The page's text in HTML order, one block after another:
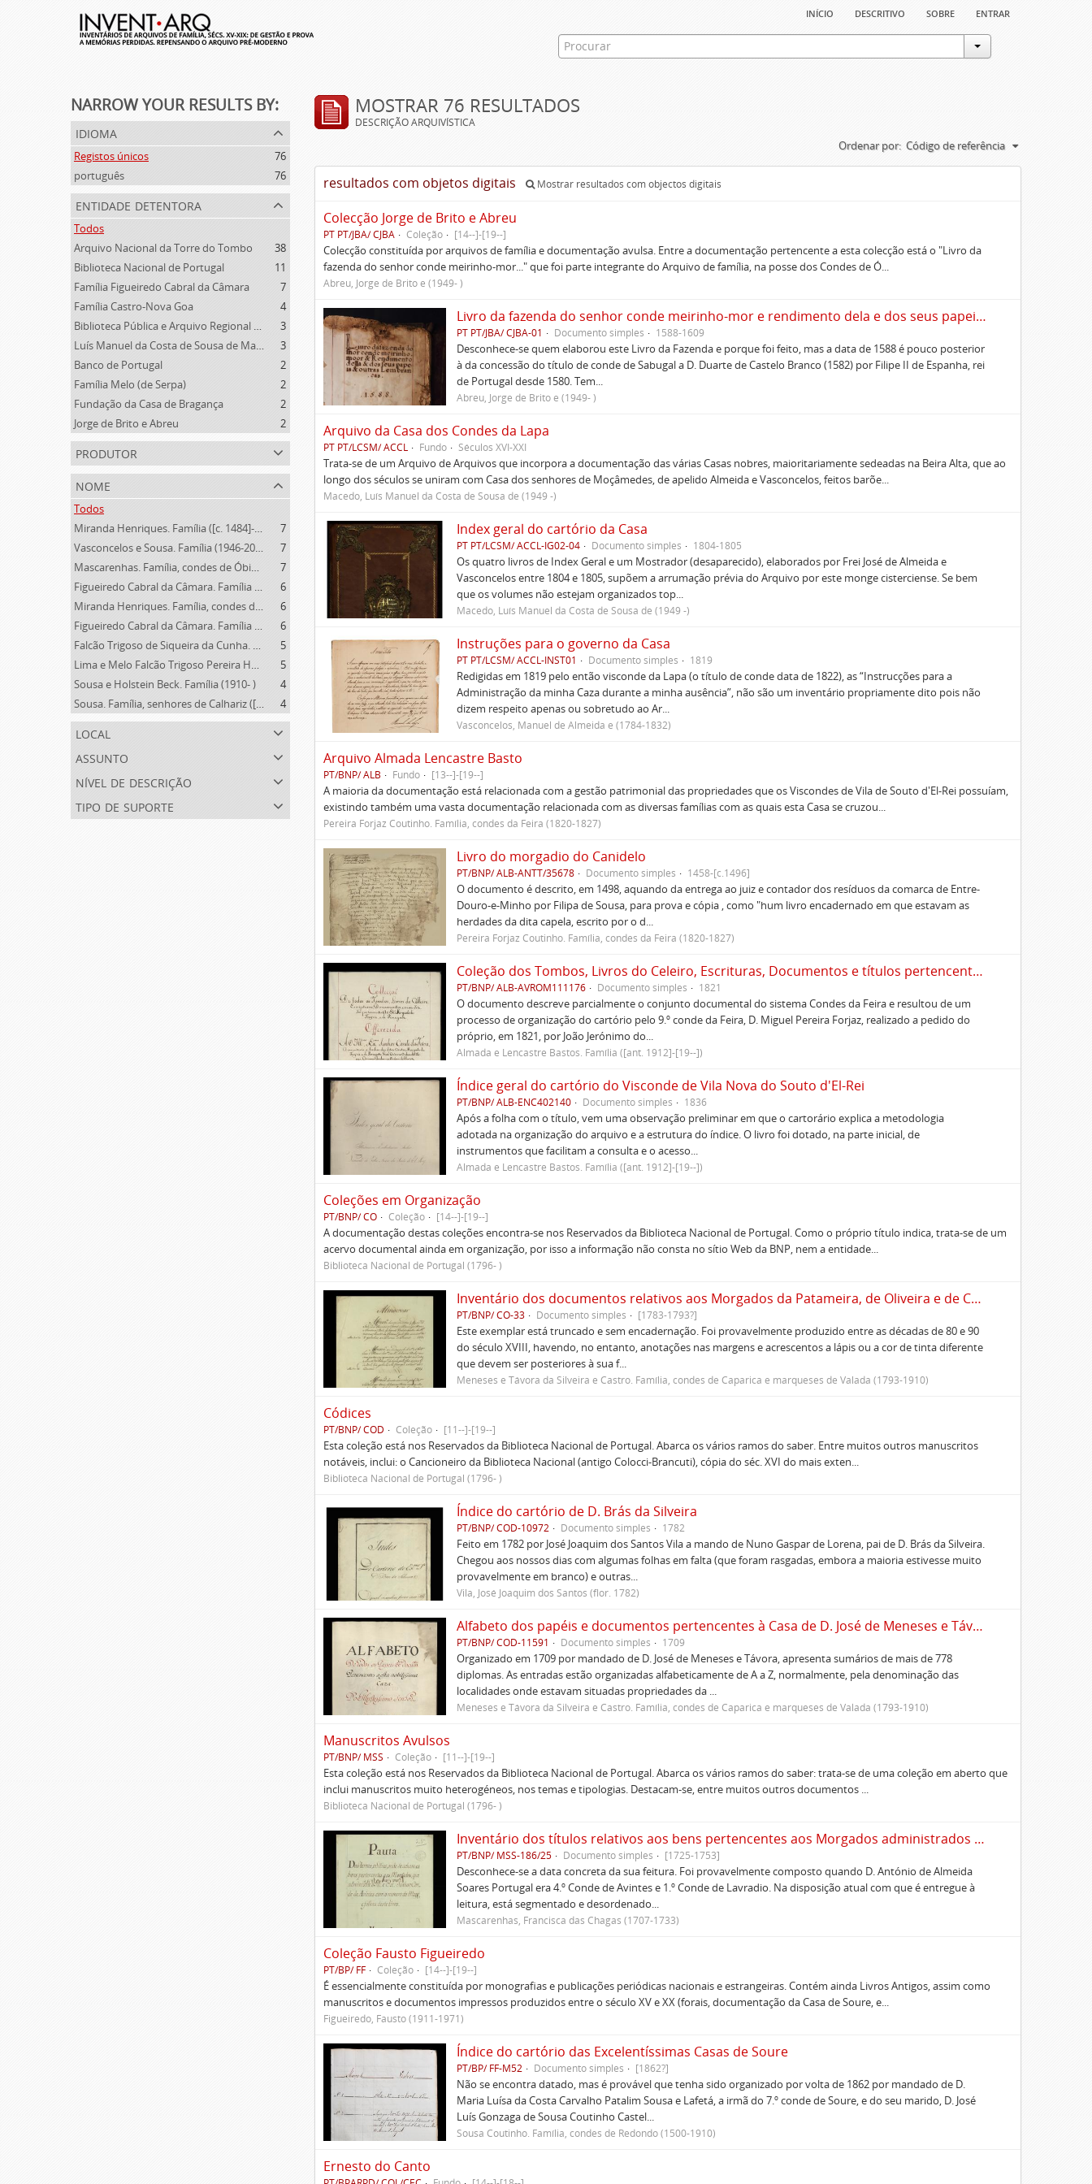
início descritivo sobre entrar
NARROW YOUR RESULTS BY:
idioma
Registos únicos
76
português
76
entidade detentora
Todos
Arquivo Nacional da Torre do Tombo
38
Biblioteca Nacional de Portugal
11
Família Figueiredo Cabral da Câmara
7
Família Castro-Nova Goa
4
Biblioteca Pública e Arquivo Regional de Ponta Delgada
3
Luís Manuel da Costa de Sousa de Macedo
3
Banco de Portugal
2
Família Melo (de Serpa)
2
Fundação da Casa de Bragança
2
Jorge de Brito e Abreu
2
produtor
nome
Todos
Miranda Henriques. Família ([c. 1484]-[c.1745])
7
Vasconcelos e Sousa. Família (1946-2006)
7
Mascarenhas. Família, condes de Óbidos, Palma e Sabugal (1669-1910)
7
Figueiredo Cabral da Câmara. Família (1910- )
6
Miranda Henriques. Família, condes de Sandomil ([c. 1745]-1815)
6
Figueiredo Cabral da Câmara. Família (1726-1805)
6
Falcão Trigoso de Siqueira da Cunha. Família (1928- )
5
Lima e Melo Falcão Trigoso Pereira Homem de Magalhães. Família (1834-1910)
5
Sousa e Holstein Beck. Família (1910- )
4
Sousa. Família, senhores de Calhariz ([14--]-1812)
4
local
assunto
nível de descrição
tipo de suporte
MOSTRAR 76 RESULTADOS
DESCRIÇÃO ARQUIVÍSTICA
Ordenar por: Código de referência
resultados com objetos digitais Mostrar resultados com objectos digitais
Colecção Jorge de Brito e Abreu
PT PT/JBA/ CJBA Coleção [14--]-[19--]
Colecção constituída por arquivos de família e documentação avulsa. Entre a documentação pertencente a esta colecção está o "Livro da
fazenda do senhor conde meirinho-mor..." que foi parte integrante do Arquivo de família, na posse dos Condes de Ó...
Abreu, Jorge de Brito e (1949- )
Livro da fazenda do senhor conde meirinho-mor e rendimento dela e dos seus papeis e outras lembranças
PT PT/JBA/ CJBA-01 Documento simples 1588-1609
Desconhece-se quem elaborou este Livro da Fazenda e porque foi feito, mas a data de 1588 é pouco posterior
à da concessão do título de conde de Sabugal a D. Duarte de Castelo Branco (1582) por Filipe II de Espanha, rei
de Portugal desde 1580. Tem...
Abreu, Jorge de Brito e (1949- )
Arquivo da Casa dos Condes da Lapa
PT PT/LCSM/ ACCL Fundo Séculos XVI-XXI
Trata-se de um Arquivo de Arquivos que incorpora a documentação das várias Casas nobres, maioritariamente sedeadas na Beira Alta, que ao
longo dos séculos se uniram com Casa dos senhores de Moçâmedes, de apelido Almeida e Vasconcelos, feitos barõe...
Macedo, Luís Manuel da Costa de Sousa de (1949 -)
Index geral do cartório da Casa
PT PT/LCSM/ ACCL-IG02-04 Documento simples 1804-1805
Os quatro livros de Index Geral e um Mostrador (desaparecido), elaborados por Frei José de Almeida e
Vasconcelos entre 1804 e 1805, supõem a arrumação prévia do Arquivo por este monge cisterciense. Se bem
que os volumes não estejam organizados top...
Macedo, Luís Manuel da Costa de Sousa de (1949 -)
Instruções para o governo da Casa
PT PT/LCSM/ ACCL-INST01 Documento simples 1819
Redigidas em 1819 pelo então visconde da Lapa (o título de conde data de 1822), as “Instrucções para a
Administração da minha Caza durante a minha ausência”, não são um inventário propriamente dito pois não
dizem respeito apenas ou sobretudo ao Ar...
Vasconcelos, Manuel de Almeida e (1784-1832)
Arquivo Almada Lencastre Basto
PT/BNP/ ALB Fundo [13--]-[19--]
A maioria da documentação está relacionada com a gestão patrimonial das propriedades que os Viscondes de Vila de Souto d'El-Rei possuíam,
existindo também uma vasta documentação relacionada com as diversas famílias com as quais esta Casa se cruzou...
Pereira Forjaz Coutinho. Família, condes da Feira (1820-1827)
Livro do morgadio do Canidelo
PT/BNP/ ALB-ANTT/35678 Documento simples 1458-[c.1496]
O documento é descrito, em 1498, aquando da entrega ao juiz e contador dos resíduos da comarca de Entre-
Douro-e-Minho por Filipa de Sousa, para prova e cópia , como "hum livro encadernado em que estavam as
herdades da dita capela, escrito por o d...
Pereira Forjaz Coutinho. Família, condes da Feira (1820-1827)
Coleção dos Tombos, Livros do Celeiro, Escrituras, Documentos e títulos pertencentes ao Morgado de Freiriz e de Penegate
PT/BNP/ ALB-AVROM111176 Documento simples 1821
O documento descreve parcialmente o conjunto documental do sistema Condes da Feira e resultou de um
processo de organização do cartório pelo 9.º conde da Feira, D. Miguel Pereira Forjaz, realizado a pedido do
próprio, em 1821, por João Jerónimo do...
Almada e Lencastre Bastos. Família ([ant. 1912]-[19--])
Índice geral do cartório do Visconde de Vila Nova do Souto d'El-Rei
PT/BNP/ ALB-ENC402140 Documento simples 1836
Após a folha com o título, vem uma observação preliminar em que o cartorário explica a metodologia
adotada na organização do arquivo e a estrutura do índice. O livro foi dotado, na parte inicial, de
instrumentos que facilitam a consulta e o acesso...
Almada e Lencastre Bastos. Família ([ant. 1912]-[19--])
Coleções em Organização
PT/BNP/ CO Coleção [14--]-[19--]
A documentação destas coleções encontra-se nos Reservados da Biblioteca Nacional de Portugal. Como o próprio título indica, trata-se de um
acervo documental ainda em organização, por isso a informação não consta no sítio Web da BNP, nem a entidade...
Biblioteca Nacional de Portugal (1796- )
Inventário dos documentos relativos aos Morgados da Patameira, de Oliveira e de Caparica
PT/BNP/ CO-33 Documento simples [1783-1793?]
Este exemplar está truncado e sem encadernação. Foi provavelmente produzido entre as décadas de 80 e 90
do século XVIII, havendo, no entanto, anotações nas margens e acrescentos a lápis ou a cor de tinta diferente
que devem ser posteriores à sua f...
Meneses e Távora da Silveira e Castro. Família, condes de Caparica e marqueses de Valada (1793-1910)
Códices
PT/BNP/ COD Coleção [11--]-[19--]
Esta coleção está nos Reservados da Biblioteca Nacional de Portugal. Abarca os vários ramos do saber. Entre muitos outros manuscritos
notáveis, inclui: o Cancioneiro da Biblioteca Nacional (antigo Colocci-Brancuti), cópia do séc. XVI do mais exten...
Biblioteca Nacional de Portugal (1796- )
Índice do cartório de D. Brás da Silveira
PT/BNP/ COD-10972 Documento simples 1782
Feito em 1782 por José Joaquim dos Santos Vila a mando de Nuno Gaspar de Lorena, pai de D. Brás da Silveira.
Chegou aos nossos dias com algumas folhas em falta (que foram rasgadas, embora a maioria estivesse muito
provavelmente em branco) e outras...
Vila, José Joaquim dos Santos (flor. 1782)
Alfabeto dos papéis e documentos pertencentes à Casa de D. José de Meneses e Távora
PT/BNP/ COD-11591 Documento simples 1709
Organizado em 1709 por mandado de D. José de Meneses e Távora, apresenta sumários de mais de 778
diplomas. As entradas estão organizadas alfabeticamente de A a Z, normalmente, pela denominação das
localidades onde estavam situadas propriedades da ...
Meneses e Távora da Silveira e Castro. Família, condes de Caparica e marqueses de Valada (1793-1910)
Manuscritos Avulsos
PT/BNP/ MSS Coleção [11--]-[19--]
Esta coleção está nos Reservados da Biblioteca Nacional de Portugal. Abarca os vários ramos do saber: trata-se de uma coleção em aberto que
inclui manuscritos muito heterogéneos, nos temas e tipologias. Destacam-se, entre muitos outros documentos ...
Biblioteca Nacional de Portugal (1796- )
Inventário dos títulos relativos aos bens pertencentes aos Morgados administrados pelo Conde de Avintes
PT/BNP/ MSS-186/25 Documento simples [1725-1753]
Desconhece-se a data concreta da sua feitura. Foi provavelmente composto quando D. António de Almeida
Soares Portugal era 4.º Conde de Avintes e 1.º Conde de Lavradio. Na disposição atual com que é entregue à
leitura, está segmentado e desordenado...
Mascarenhas, Francisca das Chagas (1707-1733)
Coleção Fausto Figueiredo
PT/BP/ FF Coleção [14--]-[19--]
É essencialmente constituída por monografias e publicações periódicas nacionais e estrangeiras. Contém ainda Livros Antigos, assim como
manuscritos e documentos impressos produzidos entre o século XV e XX (forais, documentação da Casa de Soure, e...
Figueiredo, Fausto (1911-1971)
Índice do cartório das Excelentíssimas Casas de Soure
PT/BP/ FF-M52 Documento simples [1862?]
Não se encontra datado, mas é provável que tenha sido organizado por volta de 1862 por mandado de D.
Maria Luísa da Costa Carvalho Patalim Sousa e Lafetá, a irmã do 7.º conde de Soure, e do seu marido, D. José
Luís Gonzaga de Sousa Coutinho Castel...
Sousa Coutinho. Família, condes de Redondo (1500-1910)
Ernesto do Canto